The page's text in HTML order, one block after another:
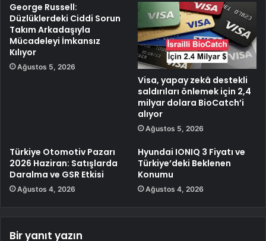
George Russell:
Düzlüklerdeki Ciddi Sorun
Takım Arkadaşıyla
Mücadeleyi İmkansız
Kılıyor
Ağustos 5, 2026
Visa, yapay zekâ destekli
saldırıları önlemek için 2,4
milyar dolara BioCatch’i
alıyor
Ağustos 5, 2026
Türkiye Otomotiv Pazarı
2026 Haziran: Satışlarda
Daralma ve GSR Etkisi
Ağustos 4, 2026
Hyundai IONIQ 3 Fiyatı ve
Türkiye’deki Beklenen
Konumu
Ağustos 4, 2026
Bir yanıt yazın